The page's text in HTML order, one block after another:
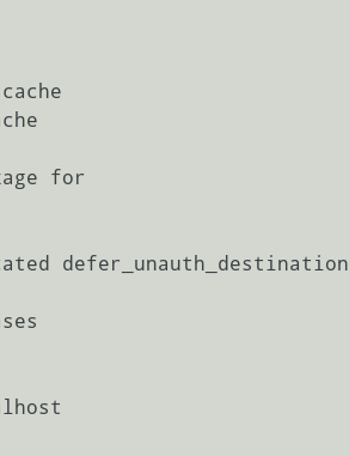
for
defer_unauth_destination